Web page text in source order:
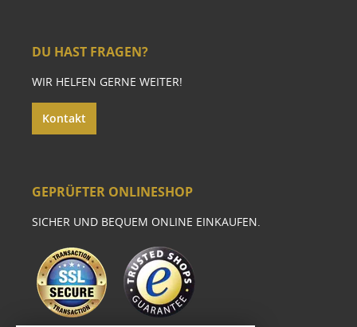
DU HAST FRAGEN?
WIR HELFEN GERNE WEITER!
Kontakt
GEPRÜFTER ONLINESHOP
SICHER UND BEQUEM ONLINE EINKAUFEN.